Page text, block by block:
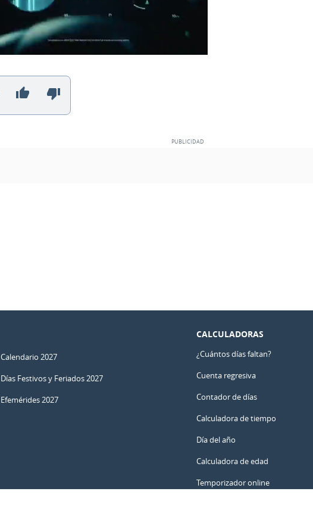
Calendario 2027
Días Festivos y Feriados 2027
Efemérides 2027
CALCULADORAS
¿Cuántos días faltan?
Cuenta regresiva
Contador de días
Calculadora de tiempo
Día del año
Calculadora de edad
Temporizador online